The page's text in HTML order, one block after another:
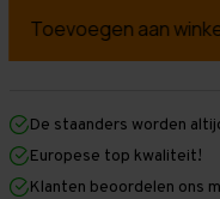
Grootvakstelling
mm
mm
x
1.200
mm
mm
mm
1.200
mm
De staanders worden
Europese top kwaliteit!
Klanten beoordelen ons